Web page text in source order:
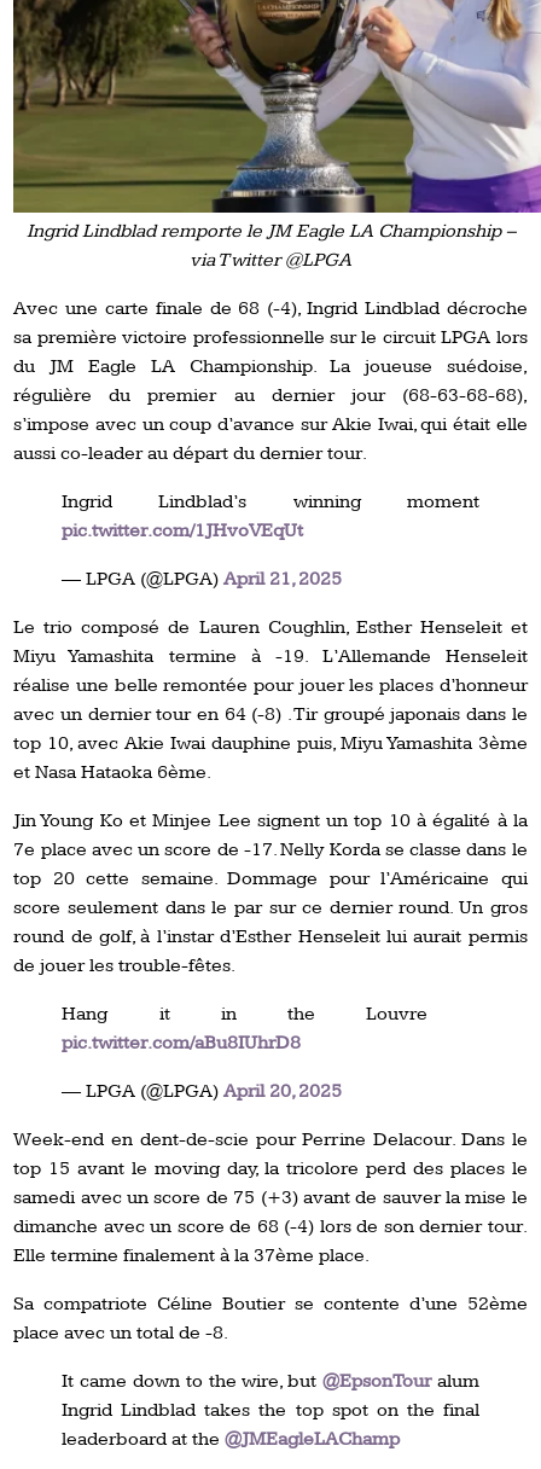
Ingrid Lindblad remporte le JM Eagle LA Championship –
via Twitter @LPGA
Avec une carte finale de 68 (-4), Ingrid Lindblad décroche
sa première victoire professionnelle sur le circuit LPGA lors
du JM Eagle LA Championship. La joueuse suédoise,
régulière du premier au dernier jour (68-63-68-68),
s’impose avec un coup d’avance sur Akie Iwai, qui était elle
aussi co-leader au départ du dernier tour.
Ingrid Lindblad’s winning moment
pic.twitter.com/1JHvoVEqUt
— LPGA (@LPGA)April 21, 2025
Le trio composé de Lauren Coughlin, Esther Henseleit et
Miyu Yamashita termine à -19. L’Allemande Henseleit
réalise une belle remontée pour jouer les places d’honneur
avec un dernier tour en 64 (-8) . Tir groupé japonais dans le
top 10, avec Akie Iwai dauphine puis, Miyu Yamashita 3ème
et Nasa Hataoka 6ème.
Jin Young Ko et Minjee Lee signent un top 10 à égalité à la
7e place avec un score de -17. Nelly Korda se classe dans le
top 20 cette semaine. Dommage pour l’Américaine qui
score seulement dans le par sur ce dernier round. Un gros
round de golf, à l’instar d’Esther Henseleit lui aurait permis
de jouer les trouble-fêtes.
Hang it in the Louvre ️
pic.twitter.com/aBu8IUhrD8
— LPGA (@LPGA)April 20, 2025
Week-end en dent-de-scie pour Perrine Delacour. Dans le
top 15 avant le moving day, la tricolore perd des places le
samedi avec un score de 75 (+3) avant de sauver la mise le
dimanche avec un score de 68 (-4) lors de son dernier tour.
Elle termine finalement à la 37ème place.
Sa compatriote Céline Boutier se contente d’une 52ème
place avec un total de -8.
It came down to the wire, but @EpsonTouralum
Ingrid Lindblad takes the top spot on the final
leaderboard at the@JMEagleLAChamp